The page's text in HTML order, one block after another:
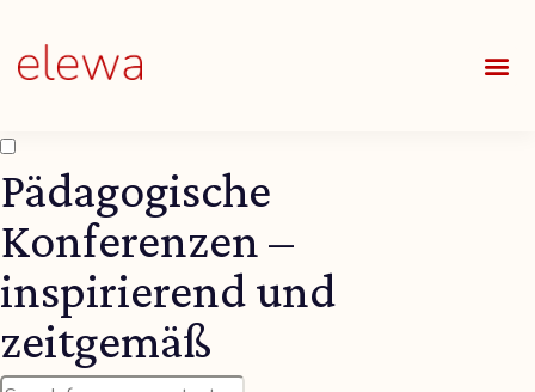
Pädagogische
Konferenzen –
inspirierend und
zeitgemäß